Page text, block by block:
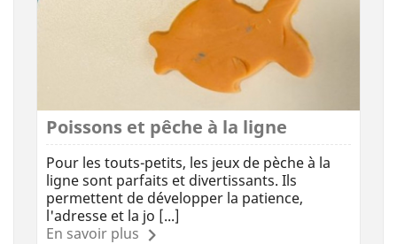
Poissons et pêche à la ligne
Pour les touts-petits, les jeux de pèche à la
ligne sont parfaits et divertissants. Ils
permettent de développer la patience,
l'adresse et la jo [...]
En savoir plus